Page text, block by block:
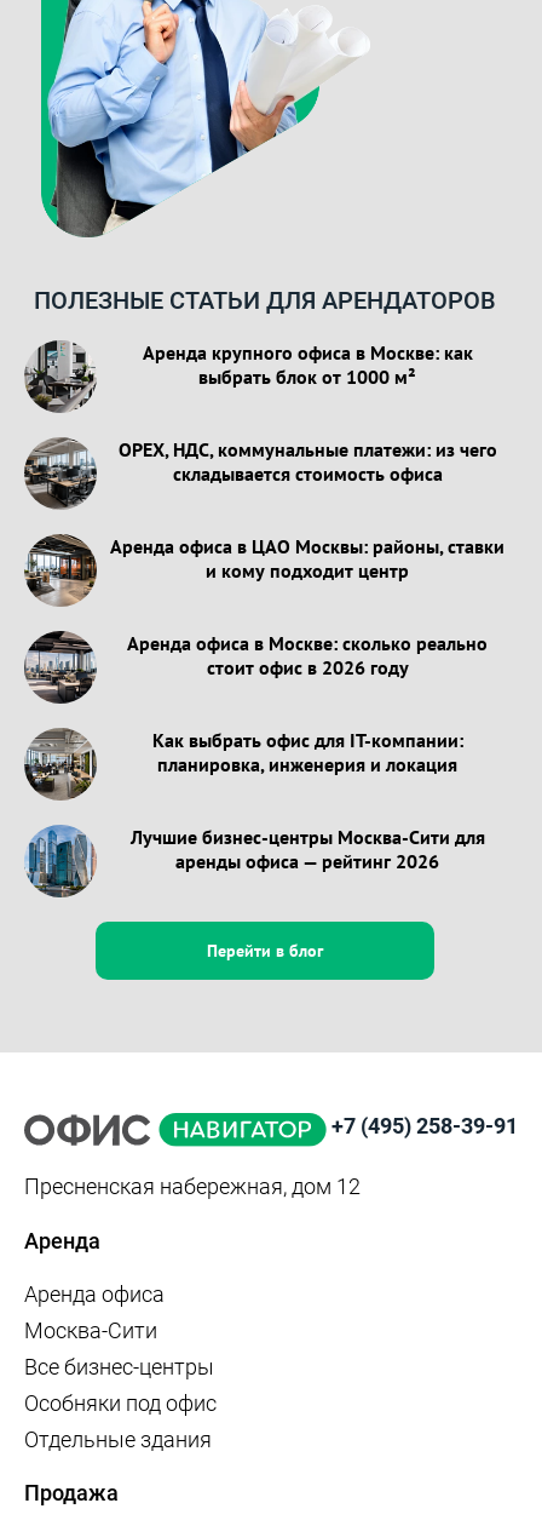
ПОЛЕЗНЫЕ СТАТЬИ ДЛЯ АРЕНДАТОРОВ
Аренда крупного офиса в Москве: как
выбрать блок от 1000 м²
OPEX, НДС, коммунальные платежи: из чего
складывается стоимость офиса
Аренда офиса в ЦАО Москвы: районы, ставки
и кому подходит центр
Аренда офиса в Москве: сколько реально
стоит офис в 2026 году
Как выбрать офис для IT-компании:
планировка, инженерия и локация
Лучшие бизнес-центры Москва-Сити для
аренды офиса — рейтинг 2026
Перейти в блог
+7 (495) 258-39-91
Пресненская набережная, дом 12
Аренда
Аренда офиса
Москва-Сити
Все бизнес-центры
Особняки под офис
Отдельные здания
Продажа